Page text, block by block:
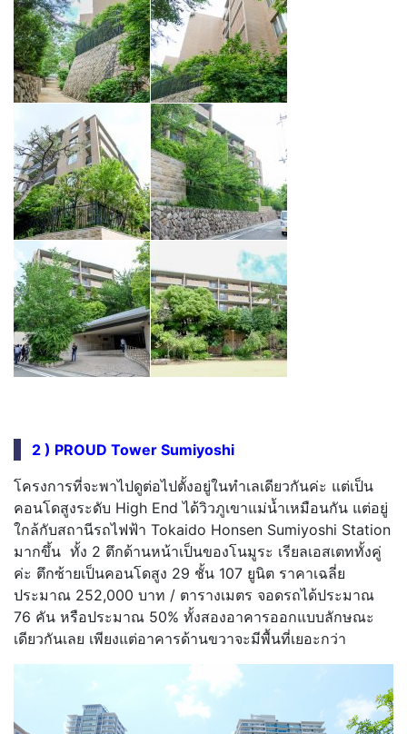
2 ) PROUD Tower Sumiyoshi
โครงการที่จะพาไปดูต่อไปตั้งอยู่ในทำเลเดียวกันค่ะ แต่เป็น
คอนโดสูงระดับ High End ได้วิวภูเขาแม่น้ำเหมือนกัน แต่อยู่
ใกล้กับสถานีรถไฟฟ้า Tokaido Honsen Sumiyoshi Station
มากขึ้น ทั้ง 2 ตึกด้านหน้าเป็นของโนมูระ เรียลเอสเตททั้งคู่
ค่ะ ตึกซ้ายเป็นคอนโดสูง 29 ชั้น 107 ยูนิต ราคาเฉลี่ย
ประมาณ 252,000 บาท / ตารางเมตร จอดรถได้ประมาณ
76 คัน หรือประมาณ 50% ทั้งสองอาคารออกแบบลักษณะ
เดียวกันเลย เพียงแต่อาคารด้านขวาจะมีพื้นที่เยอะกว่า